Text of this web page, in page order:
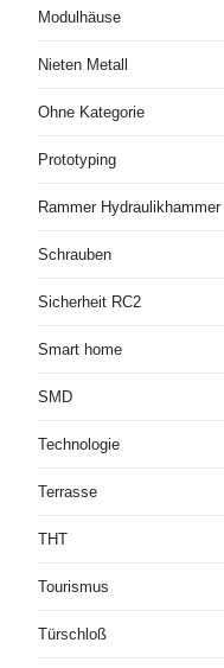
Modulhäuse
Nieten Metall
Ohne Kategorie
Prototyping
Rammer Hydraulikhammer
Schrauben
Sicherheit RC2
Smart home
SMD
Technologie
Terrasse
THT
Tourismus
Türschloß